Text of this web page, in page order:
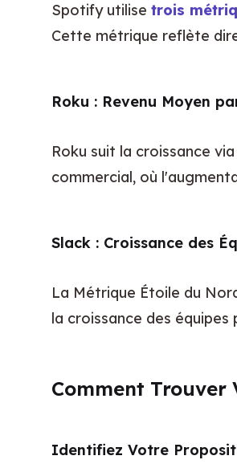
Spotify utilise trois
Cette métrique reflète
Roku : Revenu Moyen
Roku suit la croissance
commercial, où
Slack : Croissance des
La Métrique Étoile du
la croissance des
Comment
Identifiez Votre